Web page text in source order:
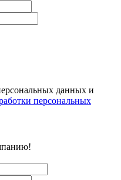
данных и
персональных